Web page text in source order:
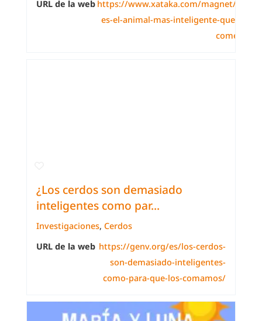
URL de la web https://www.xataka.com/magnet/cual-
es-el-animal-mas-inteligente-que-nos-
comemos
¿Los cerdos son demasiado
inteligentes como par...
Investigaciones, Cerdos
URL de la web https://genv.org/es/los-cerdos-
son-demasiado-inteligentes-
como-para-que-los-comamos/